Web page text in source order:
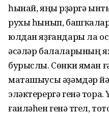
һынай, яңы үрҙәргә
рухы һынып,
юлдан яҙғандары ла
әсәләр балаларының
бурыслы. Сөнки яман
маташыусы әҙәмдәр
эләктерергә генә
ғаиләһен генә түгел,